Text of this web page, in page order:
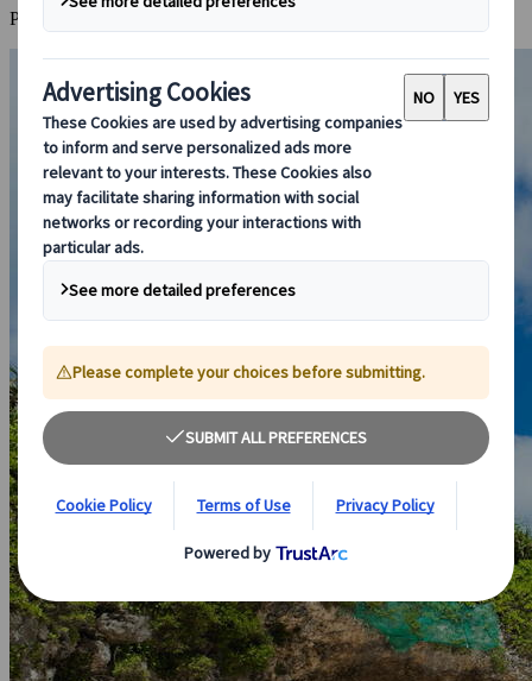
Playas espectaculares y arrecifes de coral de categoría mundial